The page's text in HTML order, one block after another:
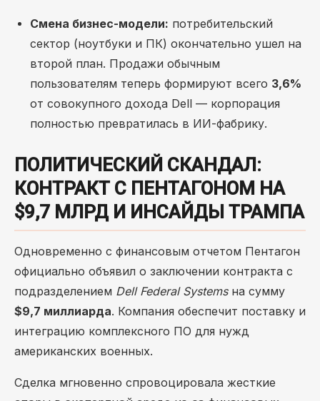
Смена бизнес-модели: потребительский
сектор (ноутбуки и ПК) окончательно ушел на
второй план. Продажи обычным
пользователям теперь формируют всего 3,6%
от совокупного дохода Dell — корпорация
полностью превратилась в ИИ-фабрику.
ПОЛИТИЧЕСКИЙ СКАНДАЛ:
КОНТРАКТ С ПЕНТАГОНОМ НА
$9,7 МЛРД И ИНСАЙДЫ ТРАМПА
Одновременно с финансовым отчетом Пентагон
официально объявил о заключении контракта с
подразделением Dell Federal Systemsна сумму
$9,7 миллиарда. Компания обеспечит поставку и
интеграцию комплексного ПО для нужд
американских военных.
Сделка мгновенно спровоцировала жесткие